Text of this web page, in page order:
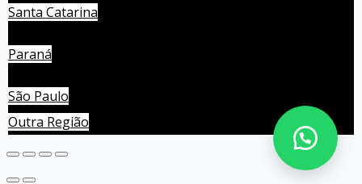
Santa Catarina
Paraná
São Paulo
Outra Região